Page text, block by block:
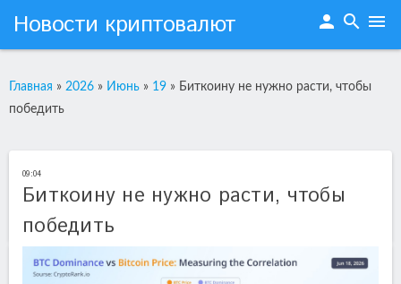
Новости криптовалют person search menu
Главная » 2026 » Июнь » 19 » Биткоину не нужно расти, чтобы
победить
09:04
Биткоину не нужно расти, чтобы
победить